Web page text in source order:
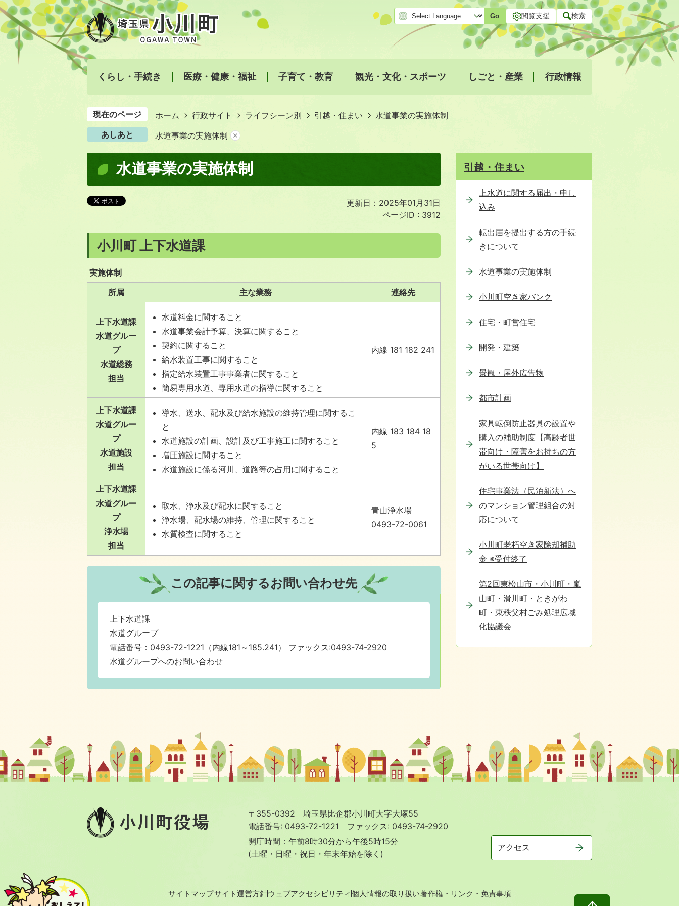
Go 閲覧支援 検索
くらし・手続き 医療・健康・福祉 子育て・教育 観光・文化・スポーツ しごと・産業 行政情報
現在のページ ホーム 行政サイト ライフシーン別 引越・住まい
水道事業の実施体制
あしあと
水道事業の実施体制
水道事業の実施体制
更新日：2025年01月31日
ページID : 3912
小川町 上下水道課
実施体制
所属
主な業務 連絡先
上下水道課
水道グルー
プ
水道総務
担当
水道料金に関すること
水道事業会計予算、決算に関すること
契約に関すること
給水装置工事に関すること
指定給水装置工事事業者に関すること
簡易専用水道、専用水道の指導に関すること
内線 181 182 241
上下水道課
水道グルー
プ
水道施設
担当
導水、送水、配水及び給水施設の維持管理に関するこ
と
水道施設の計画、設計及び工事施工に関すること
増圧施設に関すること
水道施設に係る河川、道路等の占用に関すること
内線 183 184 18
5
上下水道課
水道グルー
プ
浄水場
担当
取水、浄水及び配水に関すること
浄水場、配水場の維持、管理に関すること
水質検査に関すること
青山浄水場
0493-72-0061
この記事に関するお問い合わせ先
上下水道課
水道グループ
電話番号：0493-72-1221（内線181～185.241） ファックス:0493-74-2920
水道グループへのお問い合わせ
引越・住まい
上水道に関する届出・申し
込み
転出届を提出する方の手続
きについて
水道事業の実施体制
小川町空き家バンク
住宅・町営住宅
開発・建築
景観・屋外広告物
都市計画
家具転倒防止器具の設置や
購入の補助制度【高齢者世
帯向け・障害をお持ちの方
がいる世帯向け】
住宅事業法（民泊新法）へ
のマンション管理組合の対
応について
小川町老朽空き家除却補助
金 ※受付終了
第2回東松山市・小川町・嵐
山町・滑川町・ときがわ
町・東秩父村ごみ処理広域
化協議会
小
川
町
〒355-0392 埼玉県比企郡小川町大字大塚55
電話番号: 0493-72-1221 ファックス: 0493-74-2920
開庁時間：午前8時30分から午後5時15分
(土曜・日曜・祝日・年末年始を除く)
アクセス
サイトマップサイト運営方針ウェブアクセシビリティ 個人情報の取り扱い著作権・リンク・免責事項